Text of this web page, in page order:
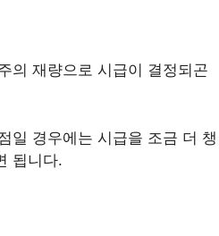
의 재량으로 시급이 결정되곤
일 경우에는 시급을 조금 더 챙
됩니다.